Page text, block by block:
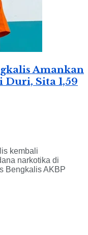
Amankan
Duri, Sita 1,59
kembali
narkotika di
Bengkalis AKBP